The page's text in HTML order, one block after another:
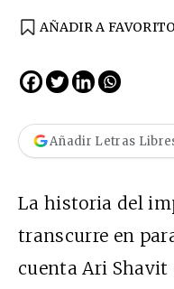
AÑADIR A
Añadir Letras
La historia del
transcurre en
cuenta Ari